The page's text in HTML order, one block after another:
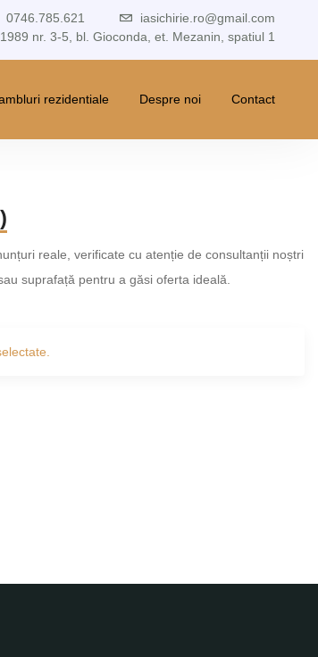
0746.785.621
iasichirie.ro@gmail.com
nr. 3-5, bl. Gioconda, et. Mezanin, spatiul 1
rezidentiale Despre noi Contact
reale, verificate cu atenție de consultanții noștri
suprafață pentru a găsi oferta ideală.